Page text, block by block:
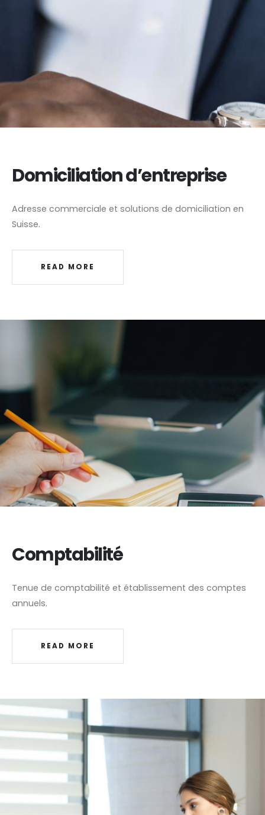
Domiciliation d’entreprise
Adresse commerciale et solutions de domiciliation en
Suisse.
READ MORE
Comptabilité
Tenue de comptabilité et établissement des comptes
annuels.
READ MORE